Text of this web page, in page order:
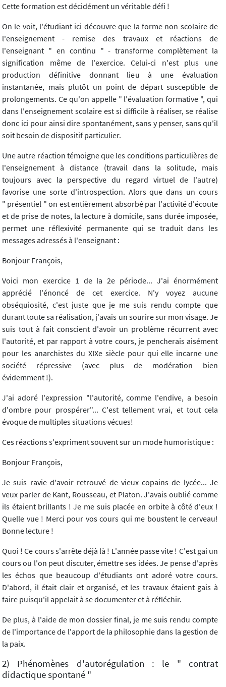
Cette formation est décidément un véritable défi !
On le voit, l'étudiant ici découvre que la forme non scolaire de
l'enseignement - remise des travaux et réactions de
l'enseignant " en continu " - transforme complètement la
signification même de l'exercice. Celui-ci n'est plus une
production définitive donnant lieu à une évaluation
instantanée, mais plutôt un point de départ susceptible de
prolongements. Ce qu'on appelle " l'évaluation formative ", qui
dans l'enseignement scolaire est si difficile à réaliser, se réalise
donc ici pour ainsi dire spontanément, sans y penser, sans qu'il
soit besoin de dispositif particulier.
Une autre réaction témoigne que les conditions particulières de
l'enseignement à distance (travail dans la solitude, mais
toujours avec la perspective du regard virtuel de l'autre)
favorise une sorte d'introspection. Alors que dans un cours
" présentiel " on est entièrement absorbé par l'activité d'écoute
et de prise de notes, la lecture à domicile, sans durée imposée,
permet une réflexivité permanente qui se traduit dans les
messages adressés à l'enseignant :
Bonjour François,
Voici mon exercice 1 de la 2e période... J'ai énormément
apprécié l'énoncé de cet exercice. N'y voyez aucune
obséquiosité, c'est juste que je me suis rendu compte que
durant toute sa réalisation, j'avais un sourire sur mon visage. Je
suis tout à fait conscient d'avoir un problème récurrent avec
l'autorité, et par rapport à votre cours, je pencherais aisément
pour les anarchistes du XIXe siècle pour qui elle incarne une
société répressive (avec plus de modération bien
évidemment !).
J'ai adoré l'expression "l'autorité, comme l'endive, a besoin
d'ombre pour prospérer"... C'est tellement vrai, et tout cela
évoque de multiples situations vécues!
Ces réactions s'expriment souvent sur un mode humoristique :
Bonjour François,
Je suis ravie d'avoir retrouvé de vieux copains de lycée... Je
veux parler de Kant, Rousseau, et Platon. J'avais oublié comme
ils étaient brillants ! Je me suis placée en orbite à côté d'eux !
Quelle vue ! Merci pour vos cours qui me boustent le cerveau!
Bonne lecture !
Quoi ! Ce cours s'arrête déjà là ! L'année passe vite ! C'est gai un
cours ou l'on peut discuter, émettre ses idées. Je pense d'après
les échos que beaucoup d'étudiants ont adoré votre cours.
D'abord, il était clair et organisé, et les travaux étaient gais à
faire puisqu'il appelait à se documenter et à réfléchir.
De plus, à l'aide de mon dossier final, je me suis rendu compte
de l'importance de l'apport de la philosophie dans la gestion de
la paix.
2) Phénomènes d'autorégulation : le " contrat
didactique spontané "